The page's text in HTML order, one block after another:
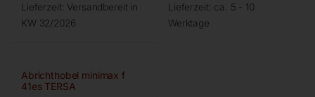
Lieferzeit: Versandbereit in
KW 32/2026
Lieferzeit: ca. 5 - 10
Werktage
Abrichthobel minimax f
41es TERSA